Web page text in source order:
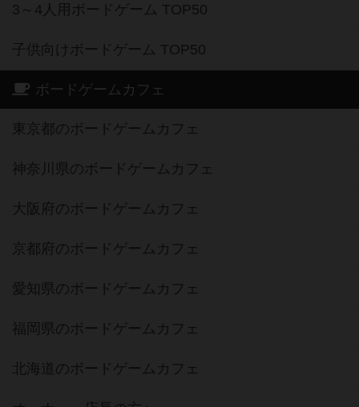
3～4人用ボードゲーム TOP50
子供向けボードゲーム TOP50
ボードゲームカフェ
東京都のボードゲームカフェ
神奈川県のボードゲームカフェ
大阪府のボードゲームカフェ
京都府のボードゲームカフェ
愛知県のボードゲームカフェ
福岡県のボードゲームカフェ
北海道のボードゲームカフェ